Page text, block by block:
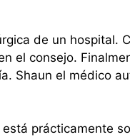
de un hospital.
el consejo.
Shaun el médico
está prácticamente